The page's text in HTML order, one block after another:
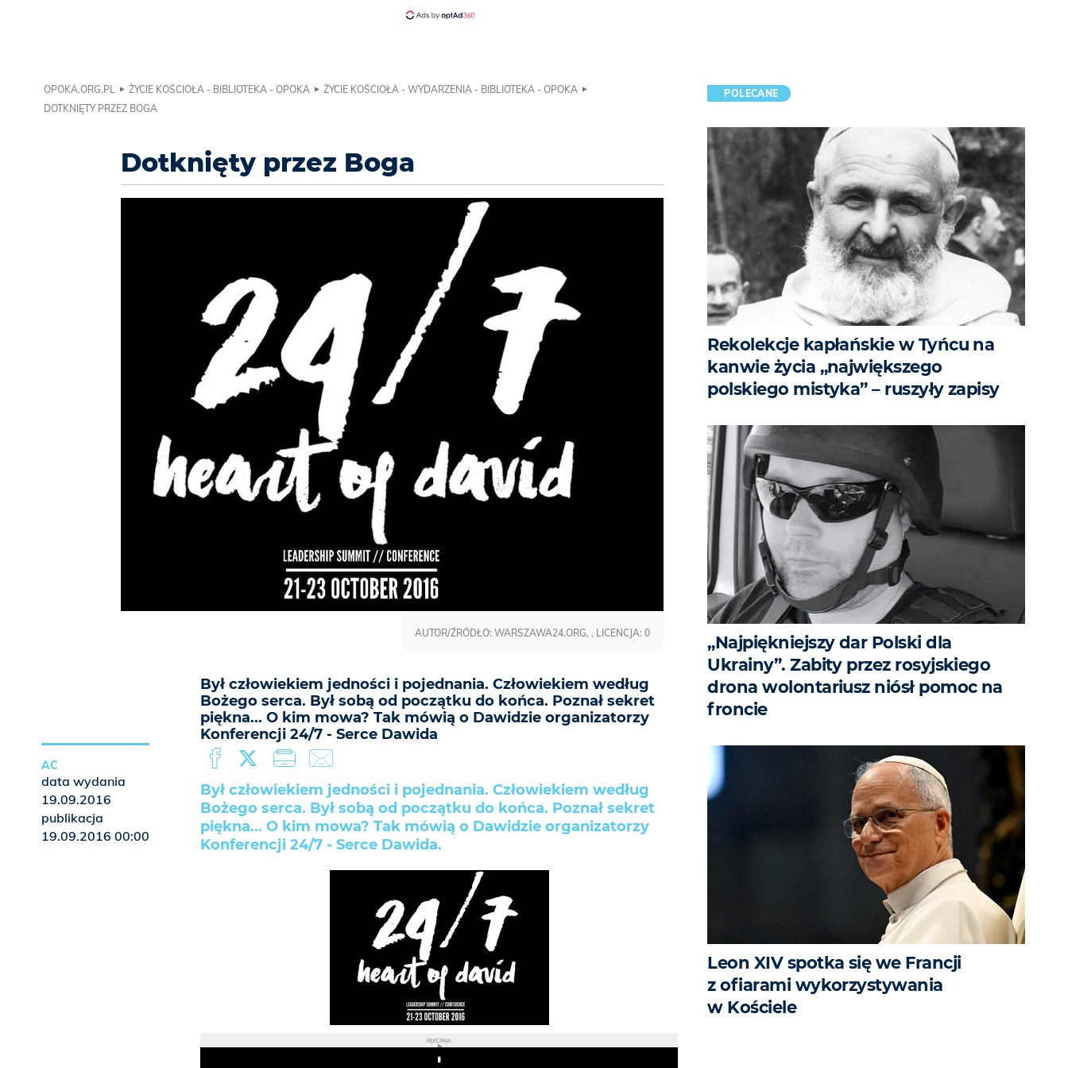
OPOKA.ORG.PL ŻYCIE KOŚCIOŁA - BIBLIOTEKA - OPOKA
ŻYCIE KOŚCIOŁA - WYDARZENIA - BIBLIOTEKA - OPOKA
DOTKNIĘTY PRZEZ BOGA
Dotknięty przez Boga
Był człowiekiem jedności i pojednania. Człowiekiem według
Bożego serca. Był sobą od początku do końca. Poznał sekret
piękna... O kim mowa? Tak mówią o Dawidzie organizatorzy
Konferencji 24/7 - Serce Dawida
AUTOR/ŹRÓDŁO: WARSZAWA24.ORG, , LICENCJA: 0
Był człowiekiem jedności i pojednania. Człowiekiem według
Bożego serca. Był sobą od początku do końca. Poznał sekret
piękna... O kim mowa? Tak mówią o Dawidzie organizatorzy
Konferencji 24/7 - Serce Dawida.
REKLAMA
AC
data wydania
19.09.2016
publikacja
19.09.2016 00:00
POLECANE
Rekolekcje kapłańskie w Tyńcu na
kanwie życia „największego
polskiego mistyka” – ruszyły zapisy
„Najpiękniejszy dar Polski dla
Ukrainy”. Zabity przez rosyjskiego
drona wolontariusz niósł pomoc na
froncie
Leon XIV spotka się we Francji
z ofiarami wykorzystywania
w Kościele